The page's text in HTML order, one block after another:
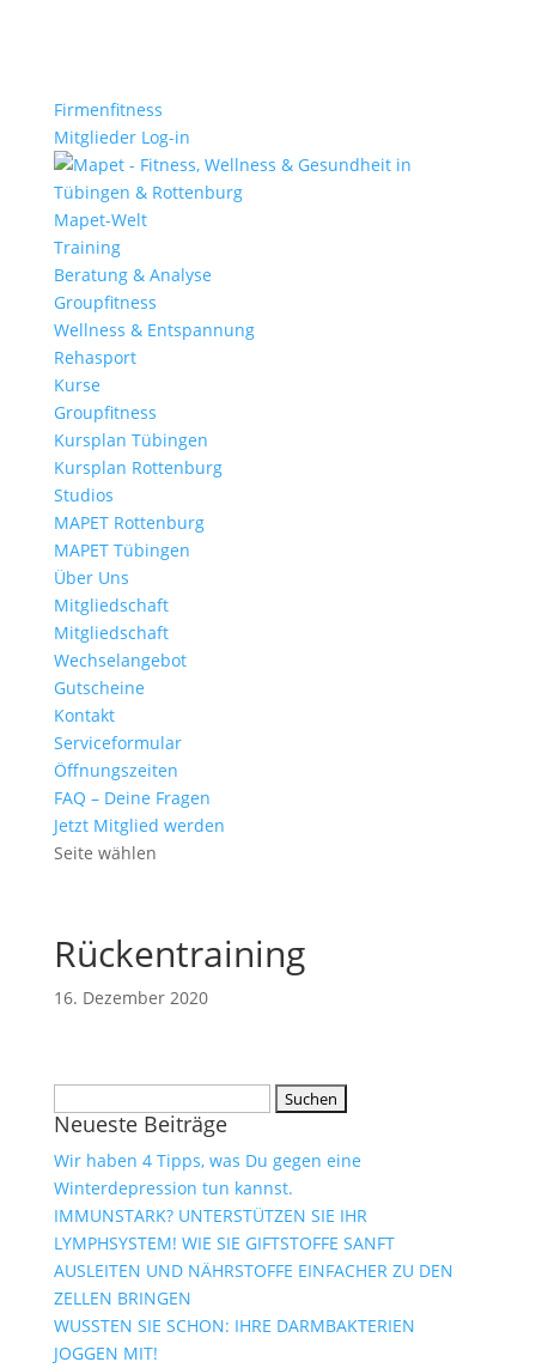
Firmenfitness
Mitglieder Log-in
Mapet-Welt
Training
Beratung & Analyse
Groupfitness
Wellness & Entspannung
Rehasport
Kurse
Groupfitness
Kursplan Tübingen
Kursplan Rottenburg
Studios
MAPET Rottenburg
MAPET Tübingen
Über Uns
Mitgliedschaft
Mitgliedschaft
Wechselangebot
Gutscheine
Kontakt
Serviceformular
Öffnungszeiten
FAQ – Deine Fragen
Jetzt Mitglied werden
Seite wählen
Rückentraining
16. Dezember 2020
nach:
Neueste Beiträge
Wir haben 4 Tipps, was Du gegen eine
Winterdepression tun kannst.
IMMUNSTARK? UNTERSTÜTZEN SIE IHR
LYMPHSYSTEM! WIE SIE GIFTSTOFFE SANFT
AUSLEITEN UND NÄHRSTOFFE EINFACHER ZU DEN
ZELLEN BRINGEN
WUSSTEN SIE SCHON: IHRE DARMBAKTERIEN
JOGGEN MIT!